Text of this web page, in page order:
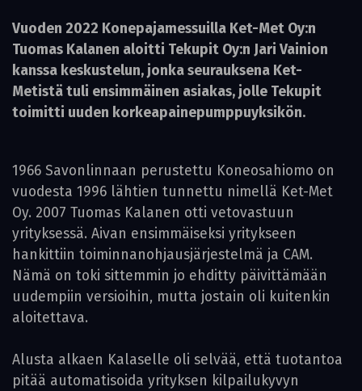
Vuoden 2022 Konepajamessuilla Ket-Met Oy:n
Tuomas Kalanen aloitti Tekupit Oy:n Jari Vainion
kanssa keskustelun, jonka seurauksena Ket-
Metistä tuli ensimmäinen asiakas, jolle Tekupit
toimitti uuden korkeapainepumppuyksikön.
1966 Savonlinnaan perustettu Koneosahiomo on
vuodesta 1996 lähtien tunnettu nimellä Ket-Met
Oy. 2007 Tuomas Kalanen otti vetovastuun
yrityksessä. Aivan ensimmäiseksi yritykseen
hankittiin toiminnanohjausjärjestelmä ja CAM.
Nämä on toki sittemmin jo ehditty päivittämään
uudempiin versioihin, mutta jostain oli kuitenkin
aloitettava.
Alusta alkaen Kalaselle oli selvää, että tuotantoa
pitää automatisoida yrityksen kilpailukyvyn